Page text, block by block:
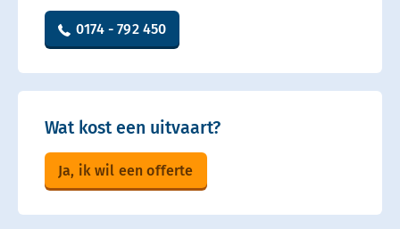
0174 - 792 450
Wat kost een uitvaart?
Ja, ik wil een offerte